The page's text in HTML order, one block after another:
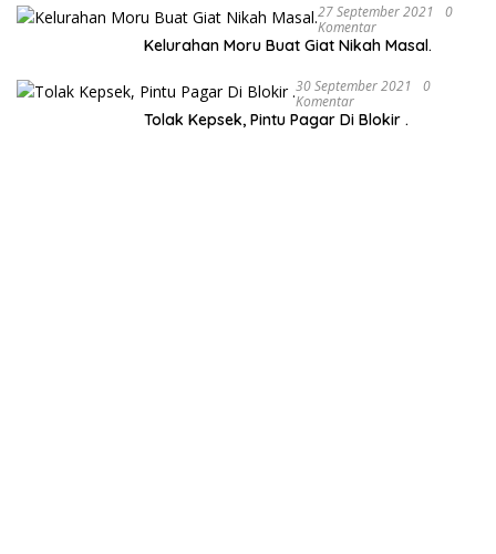
27 September 2021
0
Komentar
Kelurahan Moru Buat Giat Nikah Masal.
30 September 2021
0
Komentar
Tolak Kepsek, Pintu Pagar Di Blokir .